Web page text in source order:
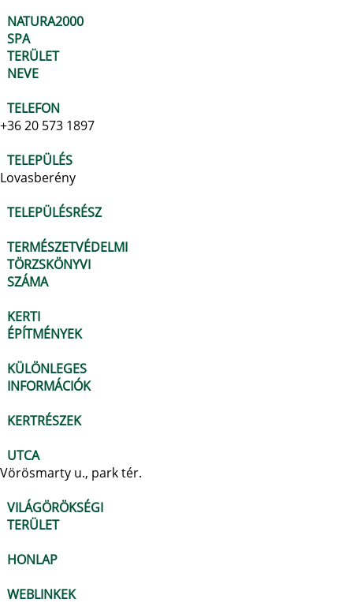
NATURA2000
SPA
TERÜLET
NEVE
TELEFON
+36 20 573 1897
TELEPÜLÉS
Lovasberény
TELEPÜLÉSRÉSZ
TERMÉSZETVÉDELMI
TÖRZSKÖNYVI
SZÁMA
KERTI
ÉPÍTMÉNYEK
KÜLÖNLEGES
INFORMÁCIÓK
KERTRÉSZEK
UTCA
Vörösmarty u., park tér.
VILÁGÖRÖKSÉGI
TERÜLET
HONLAP
WEBLINKEK